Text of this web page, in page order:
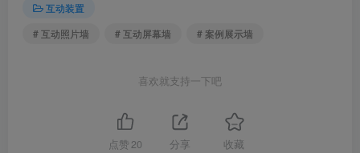
互动装置
# 互动照片墙
# 互动屏幕墙 # 案例展示墙
喜欢就支持一下吧
点赞 20 分享 收藏